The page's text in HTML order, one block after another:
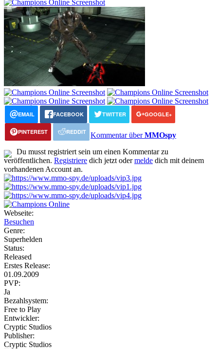
EMAIL FACEBOOK TWITTER GOOGLE+
PINTEREST REDDIT Kommentar überMMOspy
Du musst registriert sein um einen Kommentar zu
veröffentlichen. Registriere dich jetzt odermelde dich mit deinem
vorhandenen Account an.
Webseite:
Besuchen
Genre:
Superhelden
Status:
Released
Erstes Release:
01.09.2009
PVP:
Ja
Bezahlsystem:
Free to Play
Entwickler:
Cryptic Studios
Publisher:
Cryptic Studios